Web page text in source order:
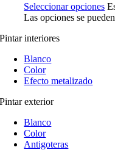
Seleccionar opciones
Las opciones se
Pintar interiores
Blanco
Color
Efecto metalizado
Pintar exterior
Blanco
Color
Antigoteras